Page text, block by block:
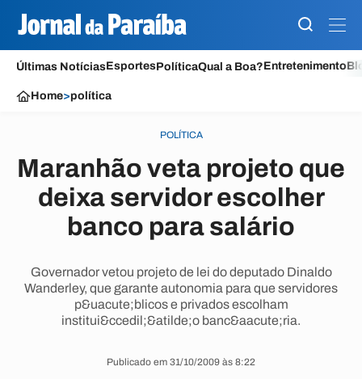
Últimas NotíciasEsportesPolíticaQual a Boa?Entretenimento
Home>política
POLÍTICA
Maranhão veta projeto que
deixa servidor escolher
banco para salário
Governador vetou projeto de lei do deputado Dinaldo
Wanderley, que garante autonomia para que servidores
p&uacute;blicos e privados escolham
institui&ccedil;&atilde;o banc&aacute;ria.
Publicado em 31/10/2009 às 8:22